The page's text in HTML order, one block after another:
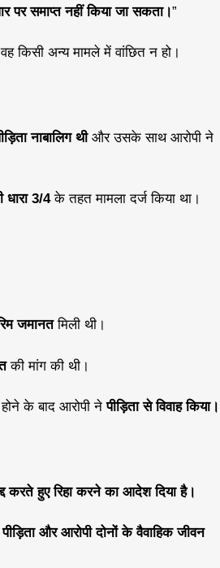
पर समाप्त नहीं किया जा सकता।”
किसी अन्य मामले में वांछित न हो।
नाबालिग थीऔर उसके साथ आरोपी ने
धारा 3/4के तहत मामला दर्ज किया था।
जमानतमिली थी।
की मांग की थी।
के बाद आरोपी नेपीड़िता से विवाह किया।
करते हुए रिहा करने का आदेश दिया है।
और आरोपी दोनों के वैवाहिक जीवन